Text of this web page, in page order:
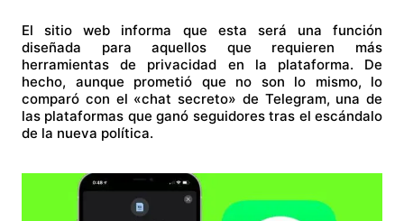
El sitio web informa que esta será una función
diseñada para aquellos que requieren más
herramientas de privacidad en la plataforma. De
hecho, aunque prometió que no son lo mismo, lo
comparó con el «chat secreto» de Telegram, una de
las plataformas que ganó seguidores tras el escándalo
de la nueva política.